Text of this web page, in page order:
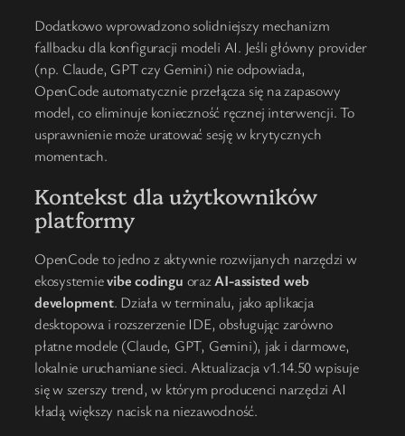
Dodatkowo wprowadzono solidniejszy mechanizm
fallbacku dla konfiguracji modeli AI. Jeśli główny provider
(np. Claude, GPT czy Gemini) nie odpowiada,
OpenCode automatycznie przełącza się na zapasowy
model, co eliminuje konieczność ręcznej interwencji. To
usprawnienie może uratować sesję w krytycznych
momentach.
Kontekst dla użytkowników
platformy
OpenCode to jedno z aktywnie rozwijanych narzędzi w
ekosystemievibe codingu orazAI-assisted web
development. Działa w terminalu, jako aplikacja
desktopowa i rozszerzenie IDE, obsługując zarówno
płatne modele (Claude, GPT, Gemini), jak i darmowe,
lokalnie uruchamiane sieci. Aktualizacja v1.14.50 wpisuje
się w szerszy trend, w którym producenci narzędzi AI
kładą większy nacisk na niezawodność.